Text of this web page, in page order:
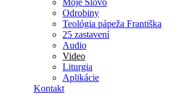
Moje Slovo
Odrobiny
Teológia pápeža Františka
25 zastavení
Audio
Video
Liturgia
Aplikácie
Kontakt